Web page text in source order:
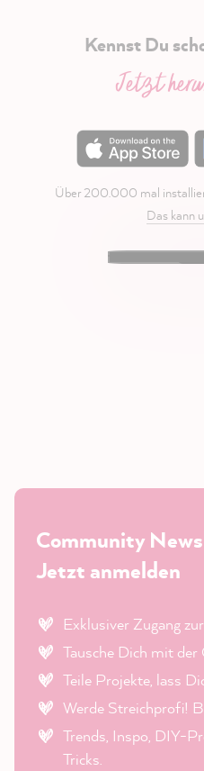
Kennst Du
Jetzt
Über 200.000 mal
Das kann
Community
Jetzt anmelden
Exklusiver Zugang
Tausche Dich mit
Teile Projekte, lass
Werde Streichprofi!
Trends, Inspo, DIY-
Tricks.